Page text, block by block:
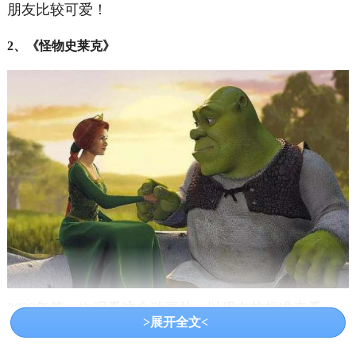
朋友比较可爱！
2、《怪物史莱克》
2022年第一次观看这个动画片，以现在的标准来看，
这个动画片的画质略微有点粗糙了，有点像游戏。但
>展开全文<